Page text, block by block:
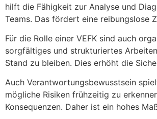
hilft die Fähigkeit zur Analyse und
Teams. Das fördert eine reibungslose
Für die Rolle einer VEFK sind auch
sorgfältiges und strukturiertes
Stand zu bleiben. Dies erhöht die
Auch Verantwortungsbewusstsein
mögliche Risiken frühzeitig zu
Konsequenzen. Daher ist ein hohes